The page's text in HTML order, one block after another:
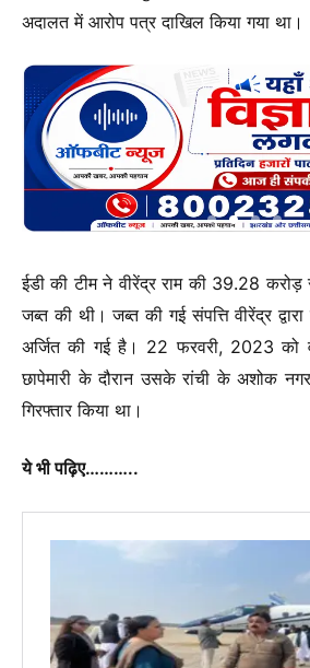
अदालत में आरोप पत्र दाखिल किया गया था।
ईडी की टीम ने वीरेंद्र राम की 39.28
जब्त की थी। जब्त की गई संपत्ति वीरेंद्र
अर्जित की गई है। 22 फरवरी, 2023 को
छापेमारी के दौरान उसके रांची के अशोक
गिरफ्तार किया था।
ये भी पढ़िए………..